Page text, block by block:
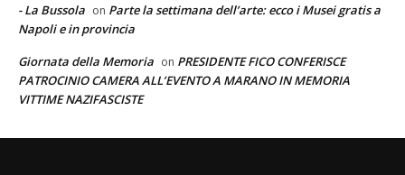
- La Bussola on Parte la settimana dell’arte: ecco i Musei gratis a
Napoli e in provincia
Giornata della Memoria on PRESIDENTE FICO CONFERISCE
PATROCINIO CAMERA ALL’EVENTO A MARANO IN MEMORIA
VITTIME NAZIFASCISTE